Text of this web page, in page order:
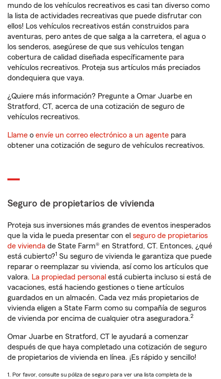
mundo de los vehículos recreativos es casi tan diverso como
la lista de actividades recreativas que puede disfrutar con
ellos! Los vehículos recreativos están construidos para
aventuras, pero antes de que salga a la carretera, el agua o
los senderos, asegúrese de que sus vehículos tengan
cobertura de calidad diseñada específicamente para
vehículos recreativos. Proteja sus artículos más preciados
dondequiera que vaya.
¿Quiere más información? Pregunte a Omar Juarbe en
Stratford, CT, acerca de una cotización de seguro de
vehículos recreativos.
Llame o envíe un correo electrónico a un agente para
obtener una cotización de seguro de vehículos recreativos.
Seguro de propietarios de vivienda
Proteja sus inversiones más grandes de eventos inesperados
que la vida le pueda presentar con el seguro de propietarios
de vivienda de State Farm® en Stratford, CT. Entonces, ¿qué
está cubierto?1 Su seguro de vivienda le garantiza que puede
reparar o reemplazar su vivienda, así como los artículos que
valora. La propiedad personal está cubierta incluso si está de
vacaciones, está haciendo gestiones o tiene artículos
guardados en un almacén. Cada vez más propietarios de
vivienda eligen a State Farm como su compañía de seguros
de vivienda por encima de cualquier otra aseguradora.2
Omar Juarbe en Stratford, CT le ayudará a comenzar
después de que haya completado una cotización de seguro
de propietarios de vivienda en línea. ¡Es rápido y sencillo!
1. Por favor, consulte su póliza de seguro para ver una lista completa de la